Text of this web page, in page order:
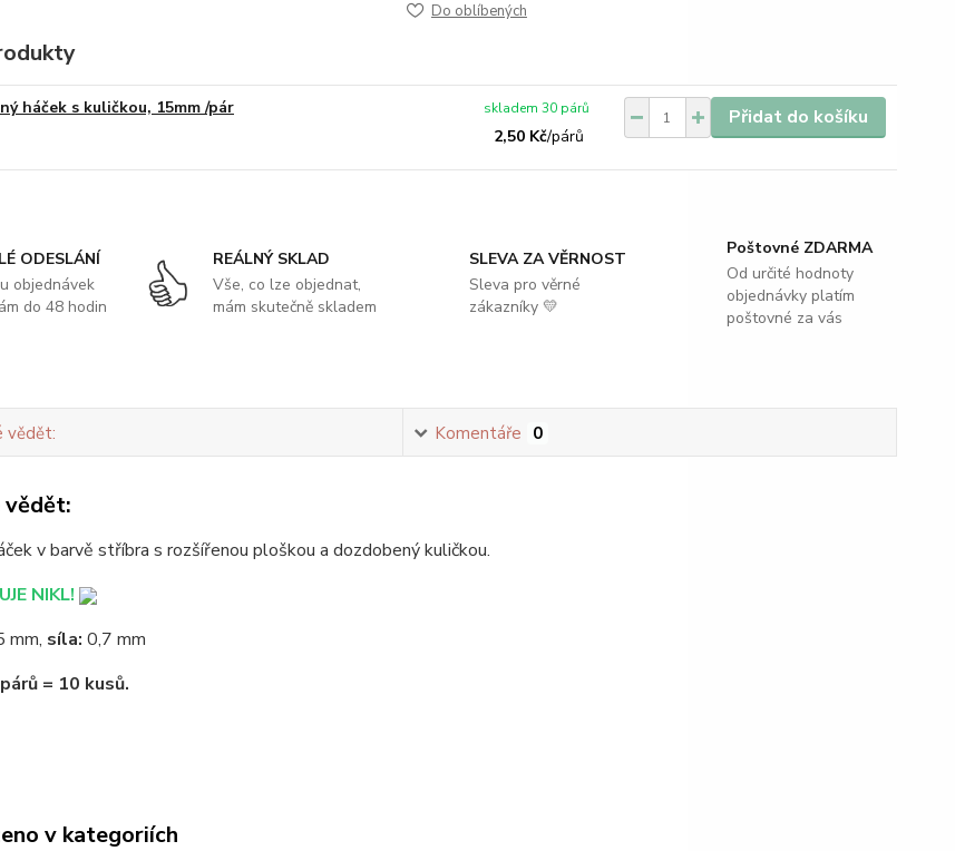
Do oblíbených
háček s kuličkou, 15mm /pár
2,50 Kč/párů
skladem 30 párů Přidat do košíku
ODESLÁNÍ
objednávek
do 48 hodin
REÁLNÝ SKLAD
Vše, co lze objednat,
mám skutečně skladem
SLEVA ZA VĚRNOST
Sleva pro věrné
zákazníky 💛
Poštovné ZDARMA
Od určité hodnoty
objednávky platím
poštovné za vás
vědět: Komentáře 0
vědět:
v barvě stříbra s rozšířenou ploškou a dozdobený kuličkou.
NIKL!
mm, síla: 0,7 mm
= 10 kusů.
v kategoriích